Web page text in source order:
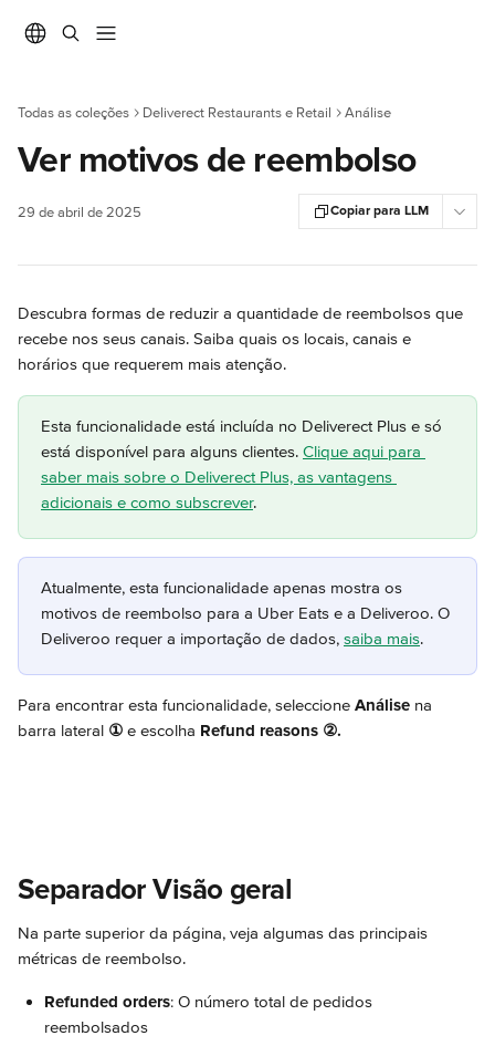
Todas as coleções Deliverect Restaurants e Retail Análise
Ver motivos de reembolso
29 de abril de 2025 Copiar para LLM
Descubra formas de reduzir a quantidade de reembolsos que
recebe nos seus canais. Saiba quais os locais, canais e
horários que requerem mais atenção.
Esta funcionalidade está incluída no Deliverect Plus e só
está disponível para alguns clientes. Clique aqui para
saber mais sobre o Deliverect Plus, as vantagens
adicionais e como subscrever.
Atualmente, esta funcionalidade apenas mostra os
motivos de reembolso para a Uber Eats e a Deliveroo. O
Deliveroo requer a importação de dados, saiba mais.
Para encontrar esta funcionalidade, seleccione Análise na
barra lateral ① e escolha Refund reasons ②.
Separador Visão geral
Na parte superior da página, veja algumas das principais
métricas de reembolso.
Refunded orders: O número total de pedidos
reembolsados